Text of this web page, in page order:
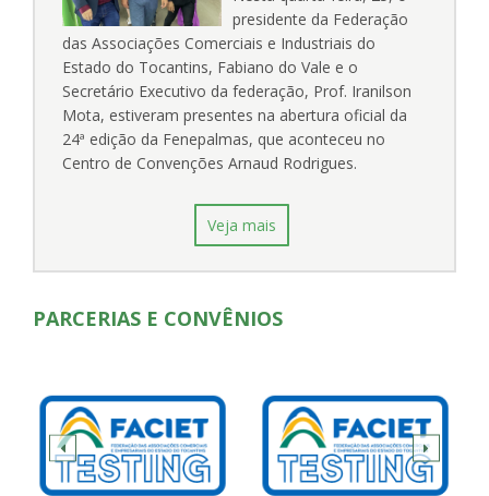
presidente da Federação
das Associações Comerciais e Industriais do
Estado do Tocantins, Fabiano do Vale e o
Secretário Executivo da federação, Prof. Iranilson
Mota, estiveram presentes na abertura oficial da
24ª edição da Fenepalmas, que aconteceu no
Centro de Convenções Arnaud Rodrigues.
Veja mais
PARCERIAS E CONVÊNIOS